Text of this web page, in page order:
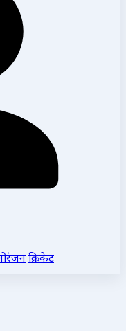
क्रिकेट